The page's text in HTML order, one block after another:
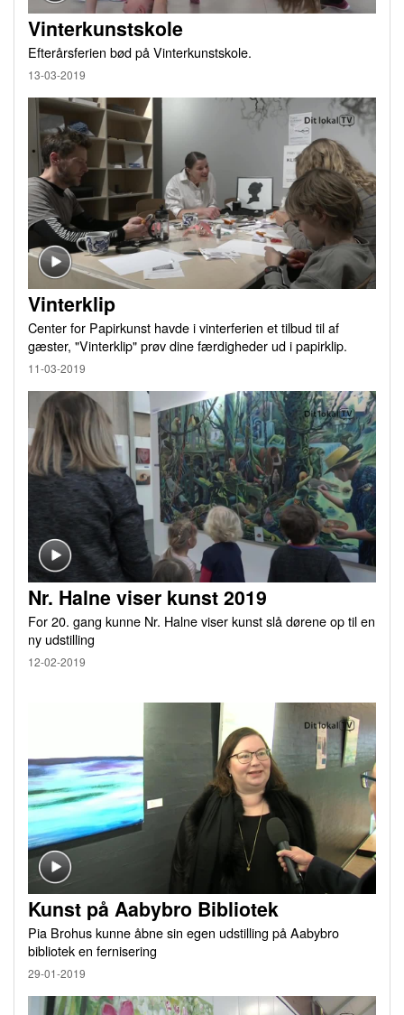
Vinterkunstskole
Efterårsferien bød på Vinterkunstskole.
13-03-2019
Vinterklip
Center for Papirkunst havde i vinterferien et tilbud til af
gæster, "Vinterklip" prøv dine færdigheder ud i papirklip.
11-03-2019
Nr. Halne viser kunst 2019
For 20. gang kunne Nr. Halne viser kunst slå dørene op til en
ny udstilling
12-02-2019
Kunst på Aabybro Bibliotek
Pia Brohus kunne åbne sin egen udstilling på Aabybro
bibliotek en fernisering
29-01-2019